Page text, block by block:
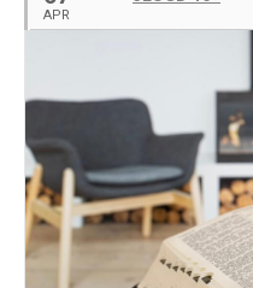
APR